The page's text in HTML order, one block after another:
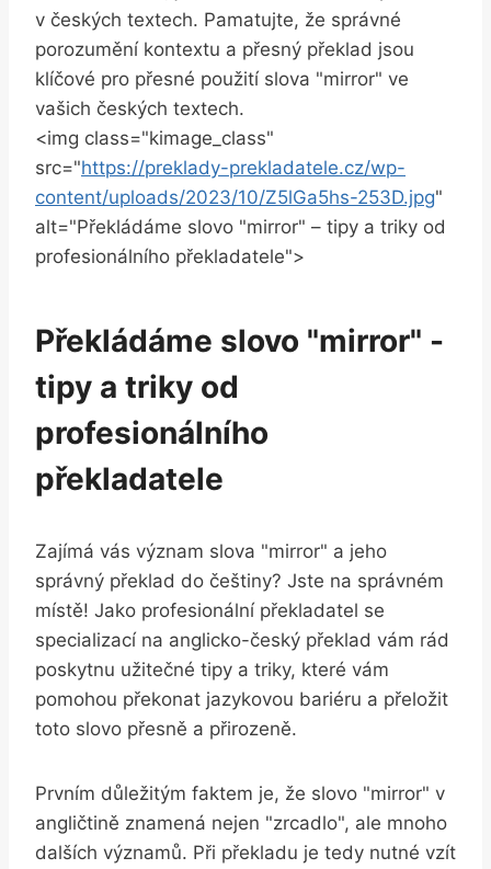
v českých textech. Pamatujte, že správné
porozumění kontextu a‌ přesný ⁢překlad ​jsou
klíčové pro přesné ‌použití slova "mirror" ⁣ve
vašich českých ‍textech.
<img class="kimage_class"
src="https://preklady-prekladatele.cz/wp-
content/uploads/2023/10/Z5lGa5hs-253D.jpg"
alt="Překládáme slovo‍ "mirror" – tipy a triky od
profesionálního ⁣překladatele">
Překládáme slovo "mirror" ​-
tipy⁤ a triky od
profesionálního
překladatele
Zajímá⁢ vás význam slova "mirror" a jeho
správný ⁤překlad do ⁣češtiny? ‌Jste na ​správném
místě! Jako‍ profesionální překladatel se‍
specializací ⁢na anglicko-český překlad ⁤vám rád
poskytnu užitečné tipy a ⁢triky, které vám
pomohou překonat‌ jazykovou ​bariéru​ a přeložit
toto⁤ slovo přesně a přirozeně.
Prvním důležitým faktem je, že ⁤slovo "mirror" v
⁢angličtině znamená​ nejen "zrcadlo", ale mnoho
dalších významů. Při ⁣překladu ‌je ‍tedy nutné vzít